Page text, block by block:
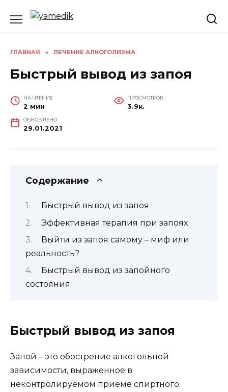
ГЛАВНАЯ » ЛЕЧЕНИЕ АЛКОГОЛИЗМА
Быстрый вывод из запоя
НА ЧТЕНИЕ
2 мин
ПРОСМОТРОВ
3.9к.
ОБНОВЛЕНО
29.01.2021
Содержание
Быстрый вывод из запоя
Эффективная терапия при запоях
Выйти из запоя самому – миф или
реальность?
Быстрый вывод из запойного
состояния
Быстрый вывод из запоя
Запой – это обострение алкогольной
зависимости, выраженное в
неконтролируемом приеме спиртного.